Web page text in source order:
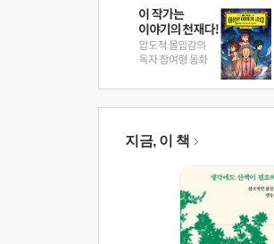
지금, 이 책